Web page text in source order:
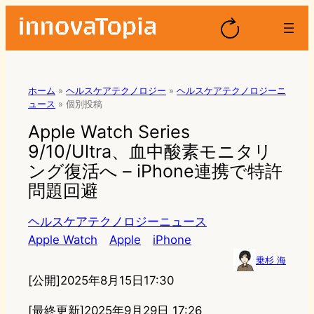
ホーム » ヘルスケアテクノロジー » ヘルスケアテクノロジーニ
ュース » 個別投稿
Apple Watch Series
9/10/Ultra、血中酸素モニタリ
ング復活へ – iPhone連携で特許
問題回避
ヘルスケアテクノロジーニュース
Apple Watch
Apple iPhone
乗杉 海
[公開]2025年8月15日17:30
[最終更新]2025年9月29日 17:26